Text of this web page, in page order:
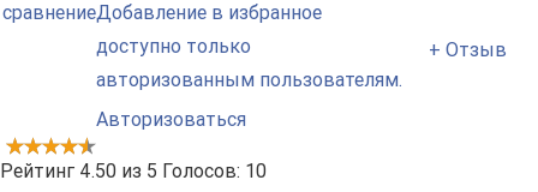
сравнениеДобавление в избранное
доступно только
авторизованным пользователям.
Авторизоваться
+ Отзыв
Рейтинг 4.50 из 5 Голосов: 10